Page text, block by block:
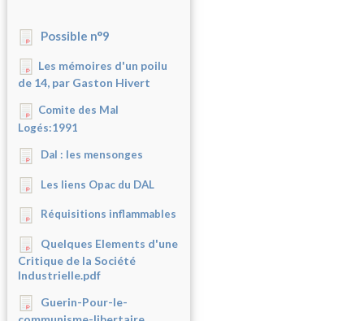
Possible n°9
Les mémoires d'un poilu
de 14, par Gaston Hivert
Comite des Mal
Logés:1991
Dal : les mensonges
Les liens Opac du DAL
Réquisitions inflammables
Quelques Elements d'une
Critique de la Société
Industrielle.pdf
Guerin-Pour-le-